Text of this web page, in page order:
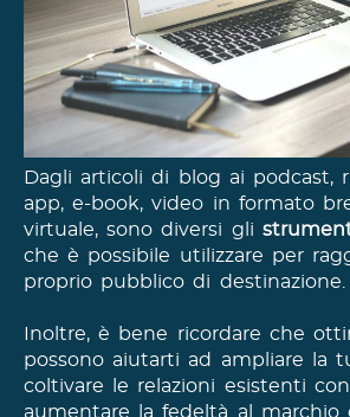
Dagli articoli di blog ai podcast,
app, e-book, video in formato
virtuale, sono diversi gli
che è possibile utilizzare per
proprio pubblico di destinazione.
Inoltre, è bene ricordare che
possono aiutarti ad ampliare la
coltivare le relazioni esistenti
aumentare la fedeltà al marchio